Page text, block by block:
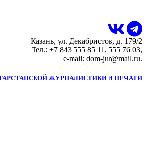
Казань, ул. Декабристов, д. 179/2
Тел.: +7 843 555 85 11, 555 76 03,
e-mail: dom-jur@mail.ru.
ЖУРНАЛИСТИКИ И ПЕЧАТИ